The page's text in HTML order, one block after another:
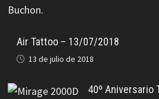
Air Tattoo – 13/07/2018
13 de julio de 2018
40º Aniversario